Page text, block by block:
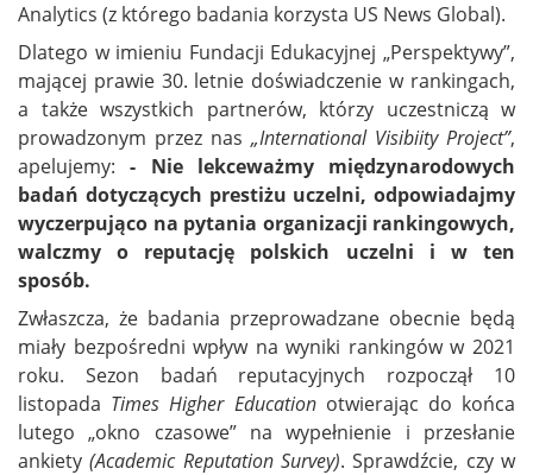
Analytics (z którego badania korzysta US News Global).
Dlatego w imieniu Fundacji Edukacyjnej „Perspektywy”,
mającej prawie 30. letnie doświadczenie w rankingach,
a także wszystkich partnerów, którzy uczestniczą w
prowadzonym przez nas „International Visibiity Project”,
apelujemy:- Nie lekceważmy międzynarodowych
badań dotyczących prestiżu uczelni, odpowiadajmy
wyczerpująco na pytania organizacji rankingowych,
walczmy o reputację polskich uczelni i w ten
sposób.
Zwłaszcza, że badania przeprowadzane obecnie będą
miały bezpośredni wpływ na wyniki rankingów w 2021
roku. Sezon badań reputacyjnych rozpoczął 10
listopada Times Higher Educationotwierając do końca
lutego „okno czasowe” na wypełnienie i przesłanie
ankiety(Academic Reputation Survey). Sprawdźcie, czy w